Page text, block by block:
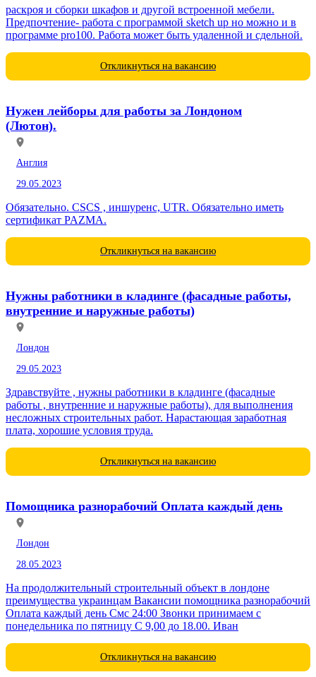
раскроя и сборки шкафов и другой встроенной мебели.
Предпочтение- работа с программой sketch up но можно и в
программе pro100. Работа может быть удаленной и сдельной.
Откликнуться на вакансию
Нужен лейборы для работы за Лондоном
(Лютон).
Англия
29.05.2023
Обязательно. CSCS , иншуренс, UTR. Обязательно иметь
сертификат PAZMA.
Откликнуться на вакансию
Нужны работники в кладинге (фасадные работы,
внутренние и наружные работы)
Лондон
29.05.2023
Здравствуйте , нужны работники в кладинге (фасадные
работы , внутренние и наружные работы), для выполнения
несложных строительных работ. Нарастающая заработная
плата, хорошие условия труда.
Откликнуться на вакансию
Помощника разнорабочий Оплата каждый день
Лондон
28.05.2023
На продолжительный строительный объект в лондоне
преимущества украинцам Вакансии помощника разнорабочий
Оплата каждый день Смс 24:00 Звонки принимаем с
понедельника по пятницу С 9,00 до 18.00. Иван
Откликнуться на вакансию